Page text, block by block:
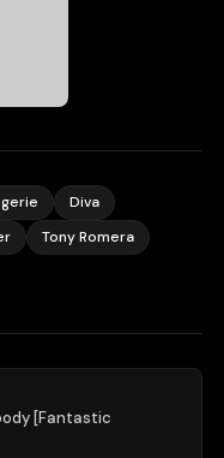
Diva
Tony Romera
[Fantastic